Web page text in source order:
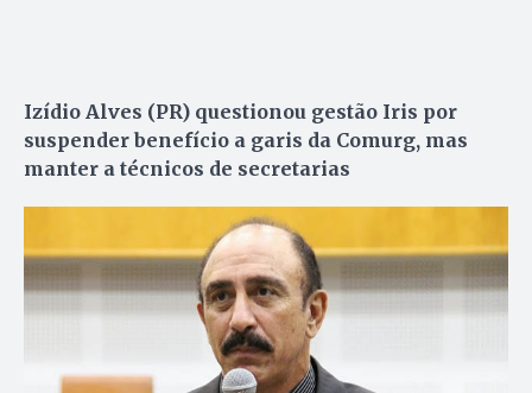
Izídio Alves (PR) questionou gestão Iris por
suspender benefício a garis da Comurg, mas
manter a técnicos de secretarias